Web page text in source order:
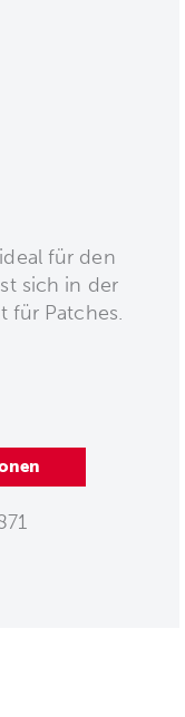
für den
sich in der
für Patches.